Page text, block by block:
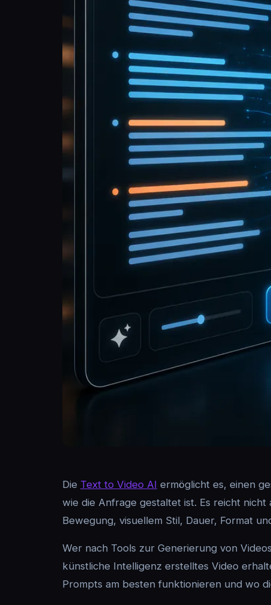
Die Text to Video AI ermöglicht es, einen
wie die Anfrage gestaltet ist. Es reicht
Bewegung, visuellem Stil, Dauer, Format
Wer nach Tools zur Generierung von
künstliche Intelligenz erstelltes Video
Prompts am besten funktionieren und wo